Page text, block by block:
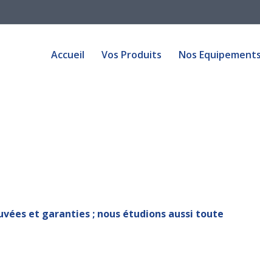
Accueil Vos Produits Nos Equipements
et garanties ; nous étudions aussi toute